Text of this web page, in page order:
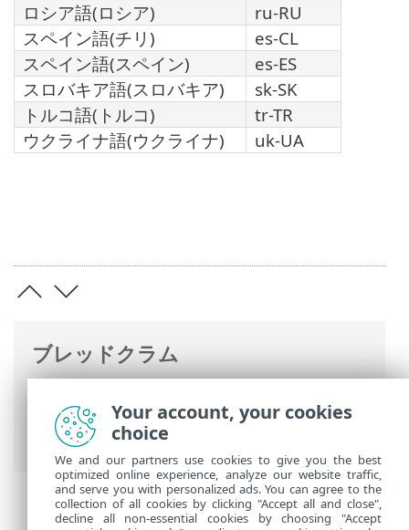
ブレッドクラム
Hub>ESET PROTECT Hub 概要> サポート
されているWebブラウザーと言語
ロシア語(ロシア)
ru-RU
スペイン語(チリ)
es-CL
スペイン語(スペイン)
es-ES
スロバキア語(スロバキア)
sk-SK
トルコ語(トルコ)
tr-TR
ウクライナ語(ウクライナ)
uk-UA
Your account, your cookies
choice
We and our partners use cookies to give you the best
optimized online experience, analyze our website traffic,
and serve you with personalized ads. You can agree to the
collection of all cookies by clicking "Accept all and close",
decline all non-essential cookies by choosing "Accept